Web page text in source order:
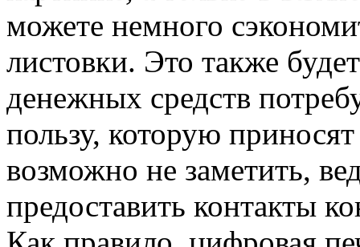
можете немного
листовки. Это также
денежных средств
пользу, которую
возможно не заметить,
предоставить контакты